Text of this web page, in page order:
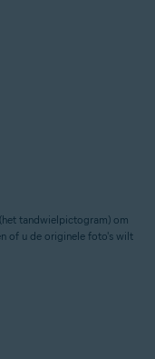
(het tandwielpictogram) om
of u de originele foto's wilt